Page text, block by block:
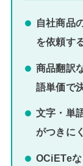
自社商品
を依頼す
商品翻訳
語単価で
文字・単
がつきに
OCiETe